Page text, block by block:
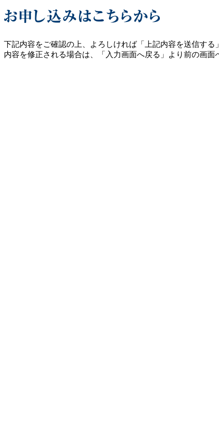
下記内容をご確認の上、よろしければ「上記内容を送信す
内容を修正される場合は、「入力画面へ戻る」より前の画